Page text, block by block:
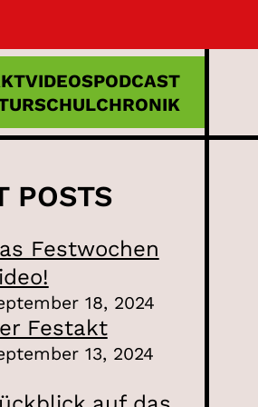
VIDEOSPODCAST
SCHULCHRONIK
POSTS
Festwochen
18, 2024
Festakt
13, 2024